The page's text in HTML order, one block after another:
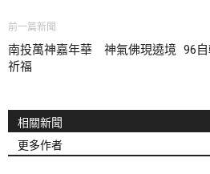
前一篇新聞
南投萬神嘉年華 神氣佛現遶境
祈福
96
相關新聞
更多作者